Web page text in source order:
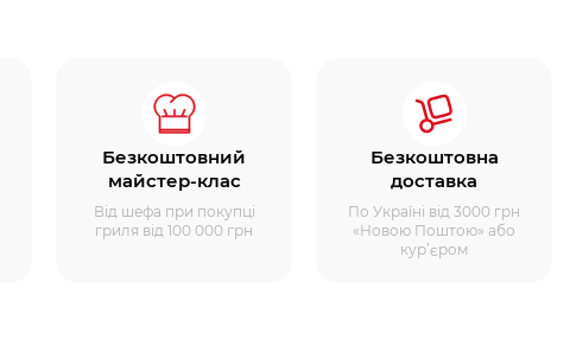
Безкоштовний
майстер-клас
Від шефа при покупці
гриля від 100 000 грн
Безкоштовна
доставка
По Україні від 3000 грн
«Новою Поштою» або
кур’єром